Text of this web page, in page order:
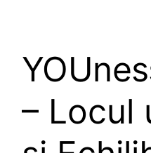
– Locul